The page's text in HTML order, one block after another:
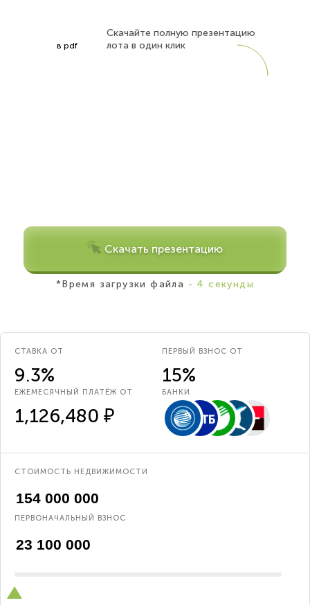
в pdf
Скачайте полную презентацию
лота в один клик
Скачать презентацию
*Время загрузки файла - 4 секунды
СТАВКА ОТ
9.3%
ПЕРВЫЙ ВЗНОС ОТ
15%
ЕЖЕМЕСЯЧНЫЙ ПЛАТЁЖ ОТ
1,126,480 ₽
БАНКИ
СТОИМОСТЬ НЕДВИЖИМОСТИ
ПЕРВОНАЧАЛЬНЫЙ ВЗНОС